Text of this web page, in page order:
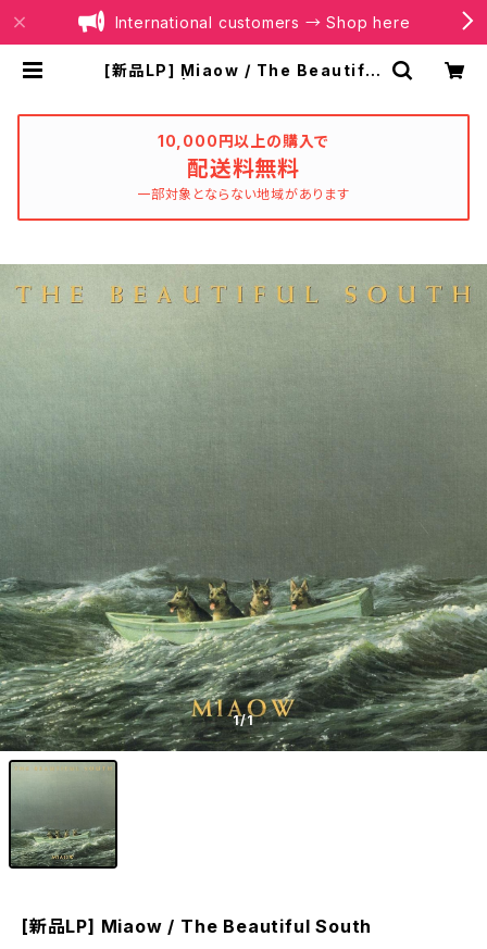
International customers → Shop here
[新品LP] Miaow / The Beautiful
10,000円以上の購入で
配送料無料
一部対象とならない地域があります
1/1
[新品LP] Miaow / The Beautiful South